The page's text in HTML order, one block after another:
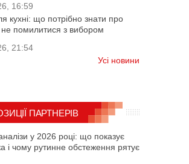
16:59
кухні: що потрібно знати про
помилитися з вибором
21:54
Усі новини
ПАРТНЕРІВ
у 2026 році: що показує
і чому рутинне обстеження рятує